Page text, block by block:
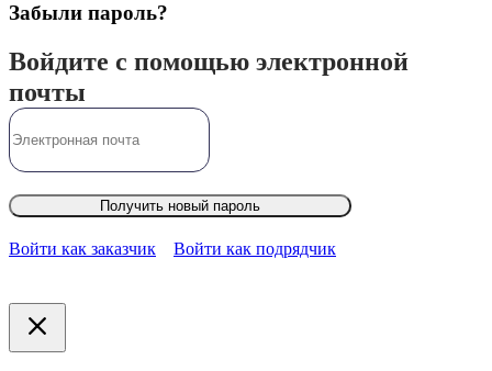
Забыли пароль?
Войдите с помощью электронной
почты
Получить новый пароль
Войти как заказчик Войти как подрядчик